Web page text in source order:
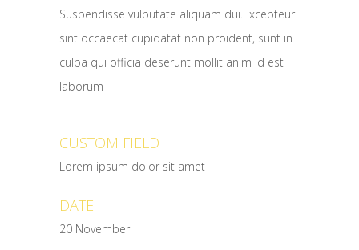
Suspendisse vulputate aliquam dui.Excepteur
sint occaecat cupidatat non proident, sunt in
culpa qui officia deserunt mollit anim id est
laborum
CUSTOM FIELD
Lorem ipsum dolor sit amet
DATE
20 November